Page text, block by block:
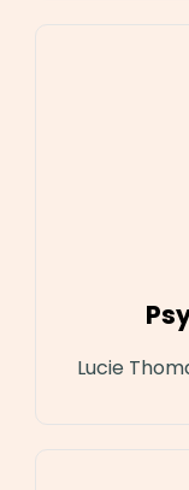
Lucie